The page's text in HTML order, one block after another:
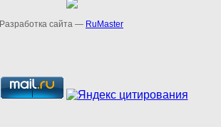
Разработка сайта — RuMaster